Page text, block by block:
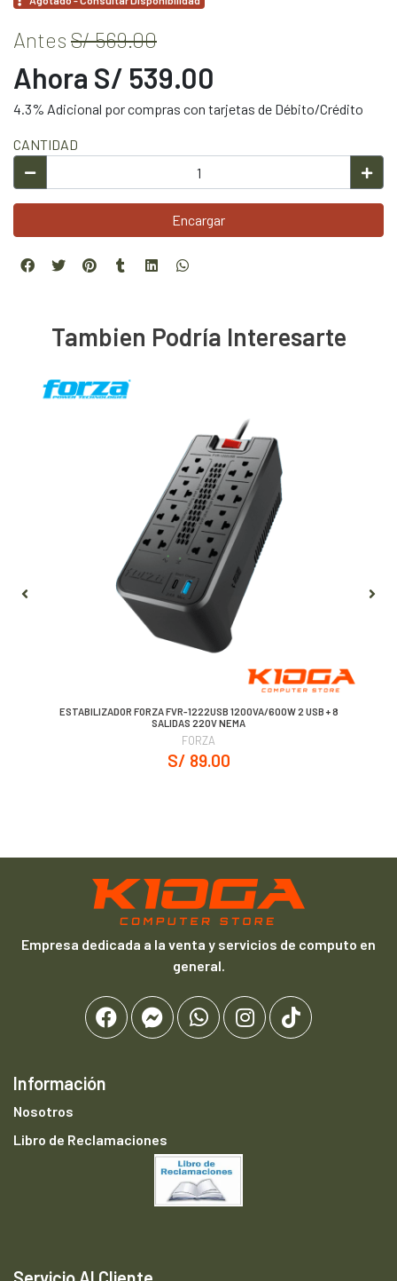
Antes S/ 569.00
Ahora S/ 539.00
4.3% Adicional por compras con tarjetas de Débito/Crédito
CANTIDAD
Encargar
Tambien Podría Interesarte
ESTABILIZADOR FORZA FVR-1222USB 1200VA/600W 2 USB + 8
SALIDAS 220V NEMA
FORZA
S/ 89.00
Empresa dedicada a la venta y servicios de computo en
general.
Información
Nosotros
Libro de Reclamaciones